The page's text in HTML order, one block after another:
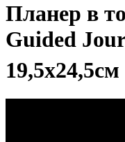
Планер в
Guided
19,5х24,5см